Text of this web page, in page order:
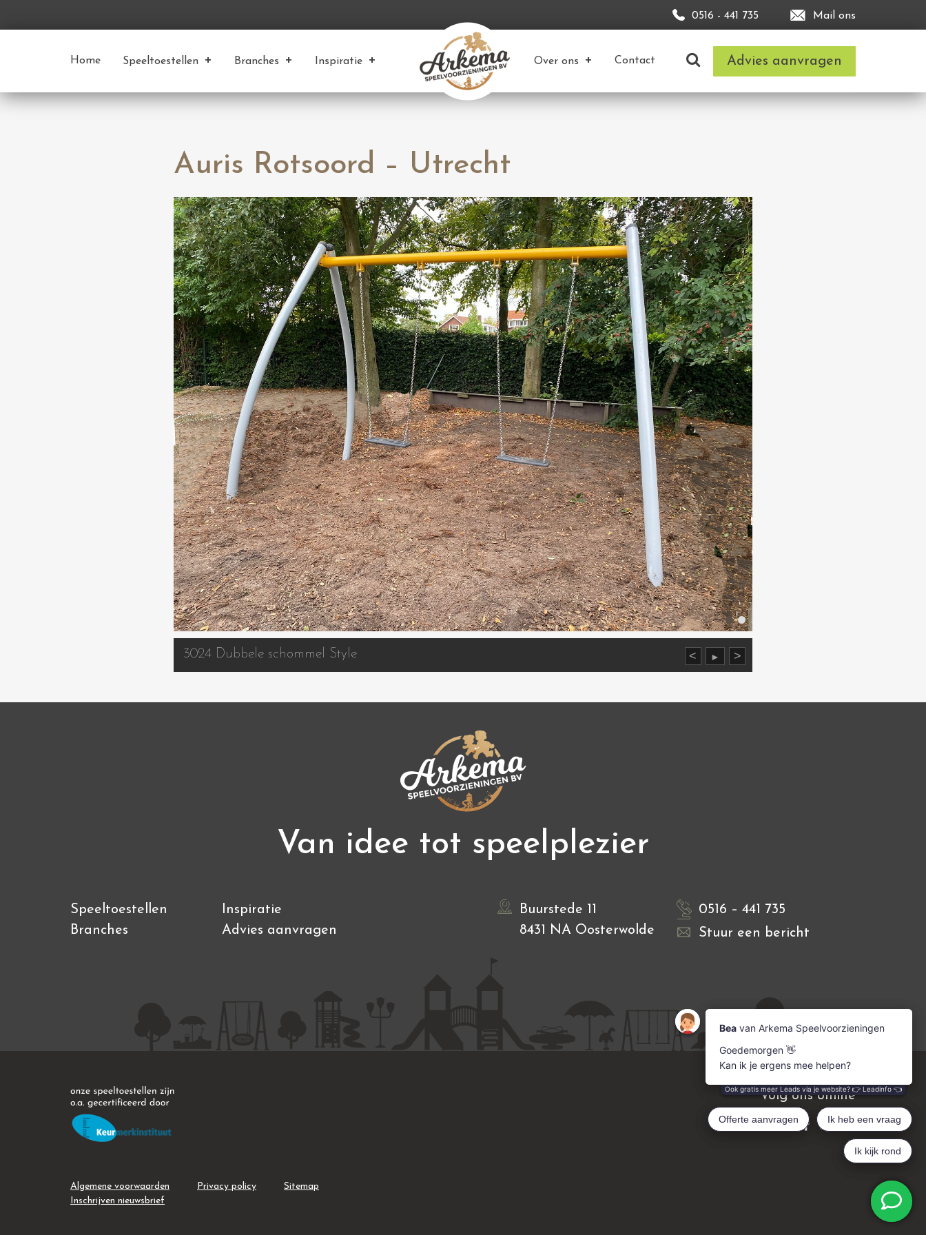
0516 - 441 735 Mail ons
Home Speeltoestellen Branches Inspiratie Over ons Contact Advies aanvragen
Auris Rotsoord – Utrecht
< ► >
3024 Dubbele schommel Style
Van idee tot speelplezier
Speeltoestellen
Inspiratie
Branches
Advies aanvragen
0516 – 441 735
Stuur een bericht
Buurstede 11
8431 NA Oosterwolde
Volg ons online
Algemene voorwaarden Privacy policy
Sitemap
Inschrijven nieuwsbrief